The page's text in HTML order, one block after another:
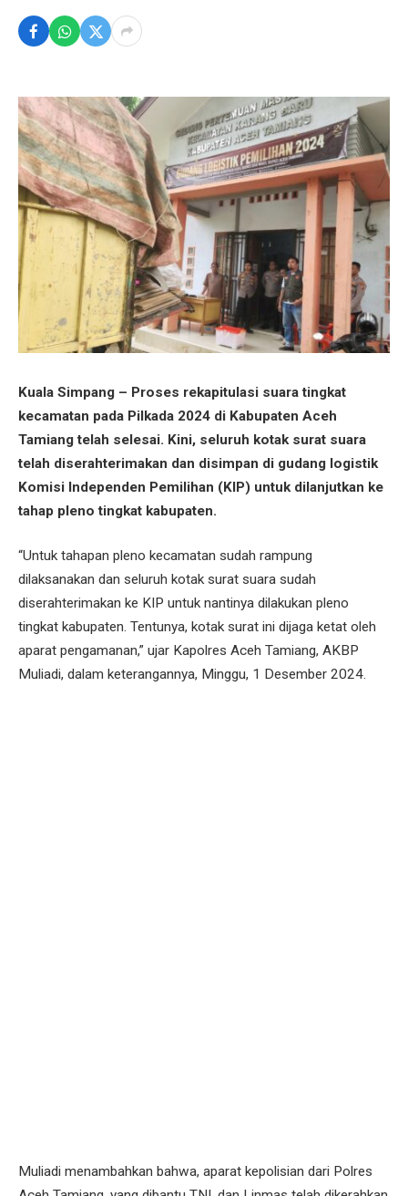
Kuala Simpang – Proses rekapitulasi suara tingkat
kecamatan pada Pilkada 2024 di Kabupaten Aceh
Tamiang telah selesai. Kini, seluruh kotak surat suara
telah diserahterimakan dan disimpan di gudang logistik
Komisi Independen Pemilihan (KIP) untuk dilanjutkan ke
tahap pleno tingkat kabupaten.
“Untuk tahapan pleno kecamatan sudah rampung
dilaksanakan dan seluruh kotak surat suara sudah
diserahterimakan ke KIP untuk nantinya dilakukan pleno
tingkat kabupaten. Tentunya, kotak surat ini dijaga ketat oleh
aparat pengamanan,” ujar Kapolres Aceh Tamiang, AKBP
Muliadi, dalam keterangannya, Minggu, 1 Desember 2024.
Muliadi menambahkan bahwa, aparat kepolisian dari Polres